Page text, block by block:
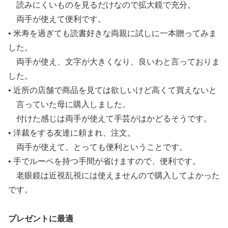
読みにくいものを見るだけなので拡大鏡で充分。
両手が使えて便利です。
• 米寿を過ぎても読書好きな両親に試しに一本贈ってみま
した。
両手が使え、文字が大きくなり、良いわと言っておりま
した。
• 近所の店舗で商品を見ては欲しいけど高くて買えないと
言っていた母に購入しました。
付けた感じは両手が使えて手芸がはかどるそうです。
• 洋裁をする友達に頼まれ、注文。
両手が使えて、とっても便利ということです。
• 手でルーペを持つ手間が省けますので、便利です。
老眼鏡は近視乱視には使えませんので購入してよかった
です。
プレゼントに最適